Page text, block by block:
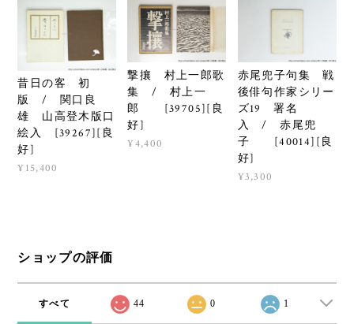
昔日の客 初
版 / 関口良
雄 山高登木版口
絵入 [39267][良
好]
¥15,400
撃攘 村上一郎歌
集 / 村上一
郎 [39705][良
好]
¥4,400
赤尾兜子句集 戦
後俳句作家シリー
ズ19 署名
入 / 赤尾兜
子 [40014][良
好]
¥3,300
ショップの評価
すべて 44 0 1